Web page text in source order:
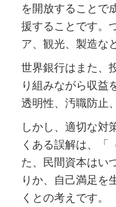
を開放することで
援することです。
ア、観光、製造な
世界銀行はまた、
り組みながら収益
透明性、汚職防止
しかし、適切な対
くある誤解は、「
た、民間資本はい
りか、自己満足を
くとの考えです。